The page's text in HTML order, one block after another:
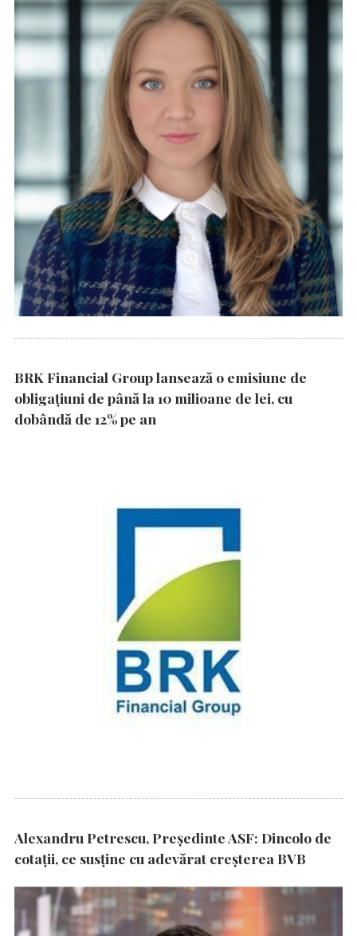
BRK Financial Group lansează o emisiune de
obligațiuni de până la 10 milioane de lei, cu
dobândă de 12% pe an
Alexandru Petrescu, Președinte ASF: Dincolo de
cotații, ce susține cu adevărat creșterea BVB